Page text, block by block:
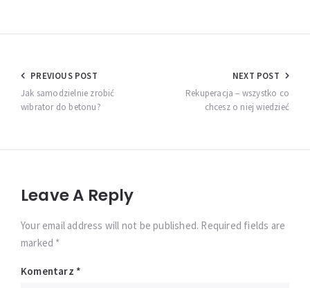
Nawigacja
wpisu
PREVIOUS POST
Jak samodzielnie zrobić
wibrator do betonu?
NEXT POST
Rekuperacja – wszystko co
chcesz o niej wiedzieć
Leave A Reply
Your email address will not be published. Required fields are
marked *
Komentarz *